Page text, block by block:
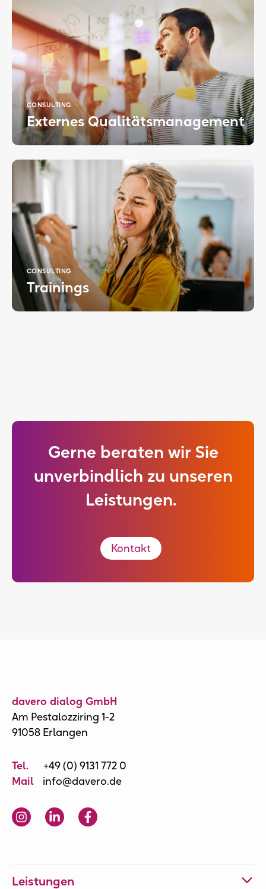
CONSULTING
Externes Qualitäts­­management
CONSULTING
Trainings
Gerne beraten wir Sie
unverbindlich zu unseren
Leistungen.
Kontakt
davero dialog GmbH
Am Pestalozziring 1-2
91058 Erlangen
Tel. +49 (0) 9131 772 0
Mail info@davero.de
Leistungen